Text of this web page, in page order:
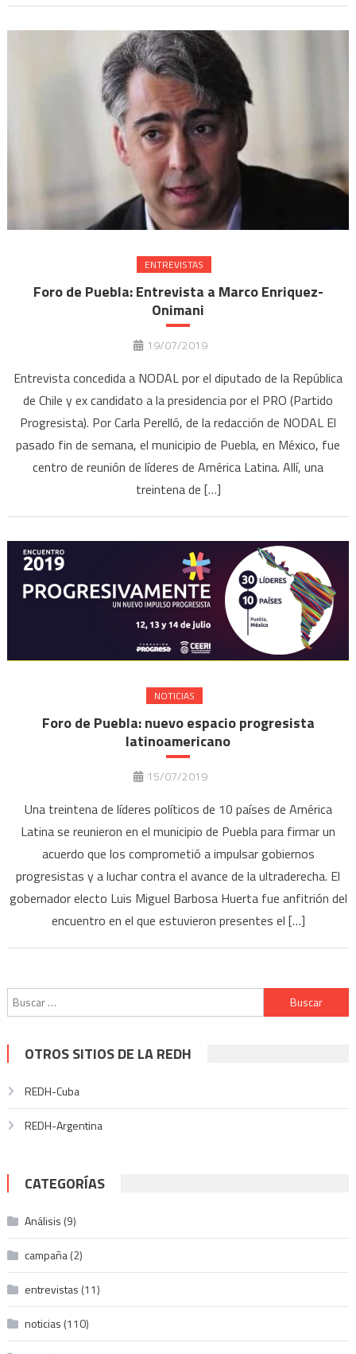
ENTREVISTAS
Foro de Puebla: Entrevista a Marco Enriquez-
Onimani
19/07/2019
Entrevista concedida a NODAL por el diputado de la República
de Chile y ex candidato a la presidencia por el PRO (Partido
Progresista). Por Carla Perelló, de la redacción de NODAL El
pasado fin de semana, el municipio de Puebla, en México, fue
centro de reunión de líderes de América Latina. Allí, una
treintena de […]
NOTICIAS
Foro de Puebla: nuevo espacio progresista
latinoamericano
15/07/2019
Una treintena de líderes políticos de 10 países de América
Latina se reunieron en el municipio de Puebla para firmar un
acuerdo que los comprometió a impulsar gobiernos
progresistas y a luchar contra el avance de la ultraderecha. El
gobernador electo Luis Miguel Barbosa Huerta fue anfitrión del
encuentro en el que estuvieron presentes el […]
Buscar:
OTROS SITIOS DE LA REDH
REDH-Cuba
REDH-Argentina
CATEGORÍAS
Análisis (9)
campaña(2)
entrevistas (11)
noticias (110)